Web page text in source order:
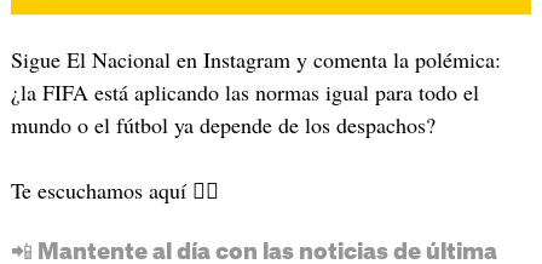
Sigue El Nacional en Instagram y comenta la polémica:
¿la FIFA está aplicando las normas igual para todo el
mundo o el fútbol ya depende de los despachos?
Te escuchamos aquí 👈🏽
📲 Mantente al día con las noticias de última